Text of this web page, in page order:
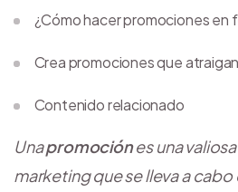
Unapromociónes una
marketing que se lleva a
¿Cómo hacer promociones en
Crea promociones que
Contenido relacionado